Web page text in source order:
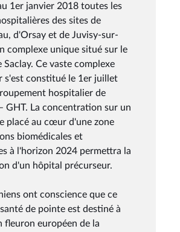
1er janvier 2018 toutes les
des sites de
d'Orsay et de Juvisy-sur-
complexe unique situé sur le
Saclay. Ce vaste complexe
s'est constitué le 1er juillet
hospitalier de
GHT. La concentration sur un
placé au cœur d'une zone
biomédicales et
à l'horizon 2024 permettra la
d'un hôpital précurseur.
ont conscience que ce
de pointe est destiné à
fleuron européen de la